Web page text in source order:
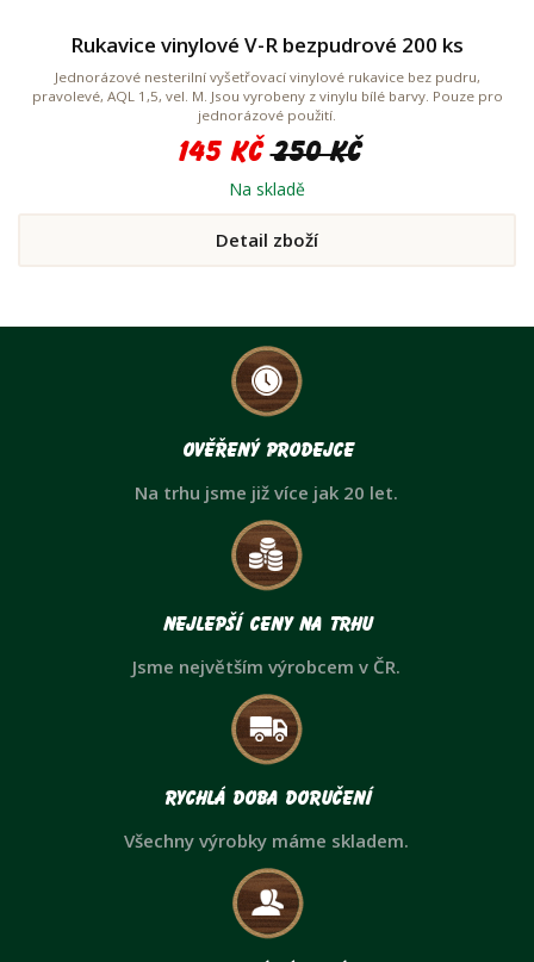
Rukavice vinylové V-R bezpudrové 200 ks
Jednorázové nesterilní vyšetřovací vinylové rukavice bez pudru,
pravolevé, AQL 1,5, vel. M. Jsou vyrobeny z vinylu bílé barvy. Pouze pro
jednorázové použití.
145 Kč 250 Kč
Na skladě
Detail zboží
Ověřený prodejce
Na trhu jsme již více jak 20 let.
Nejlepší ceny na trhu
Jsme největším výrobcem v ČR.
Rychlá doba doručení
Všechny výrobky máme skladem.